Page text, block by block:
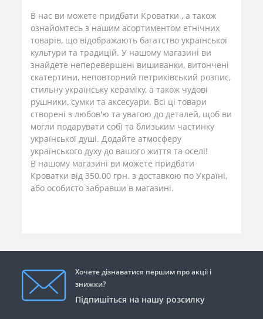
В нас ви можете придбати Кроватки , а також
ознайомтесь з нашим асортиментом етнічних
товарів, що відображають багатство української
культури та традицій. У нашому магазині ви
знайдете неперевершені вишиванки, витончені
скатертини, неповторний петриківський розпис,
стильну українську кераміку, а також чудові
рушники, сумки та аксесуари. Всі ці товари
створені з любов'ю та увагою до деталей, щоб ви
могли подарувати собі та близьким частинку
української душі. Додайте атмосферу
українського духу до вашого життя та оселі!
В нашому магазині ви можете придбати
Кроватки від 350.00 грн. з доставкою по Україні,
або особисто забравши в магазині.
Хочете дізнаватися першим про акції і
знижки?
Підпишіться на нашу розсилку